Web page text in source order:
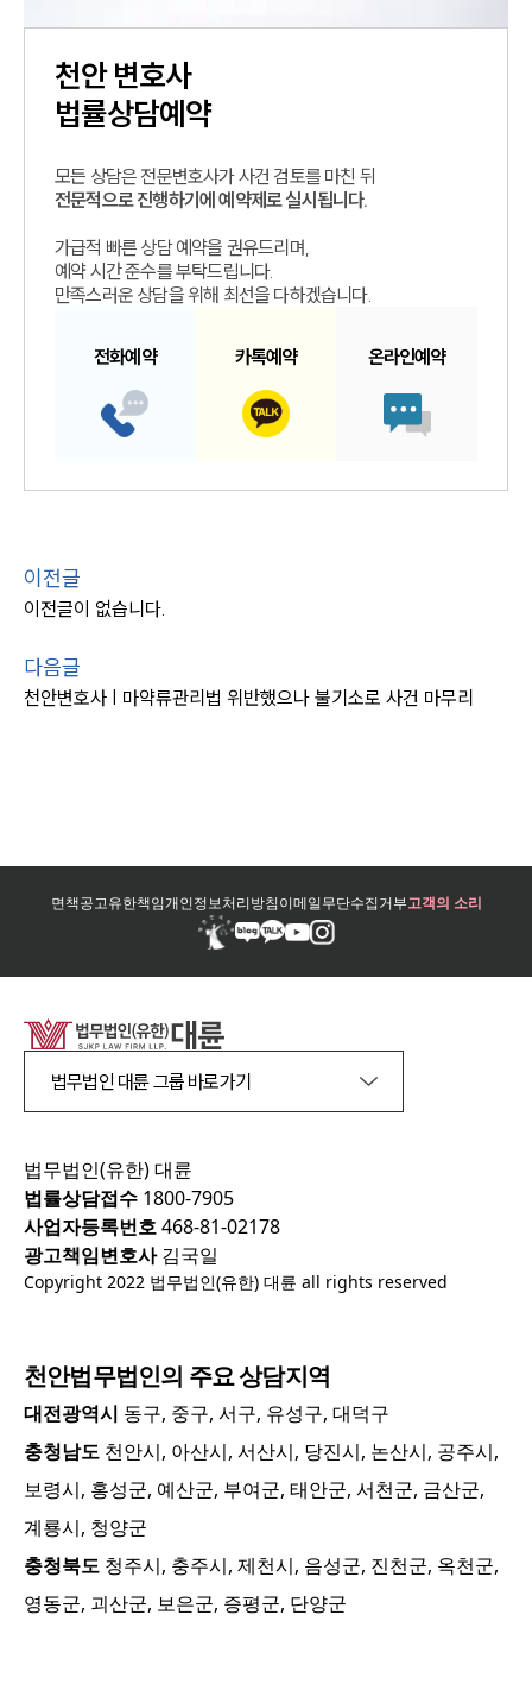
천안변호사
법률상담예약
모든 상담은 전문변호사가 사건 검토를 마친 뒤
전문적으로 진행하기에 예약제로 실시됩니다.
가급적 빠른 상담 예약을 권유드리며,
예약 시간 준수를 부탁드립니다.
만족스러운 상담을 위해 최선을 다하겠습니다.
전화예약 카톡예약 온라인예약
이전글
이전글이 없습니다.
다음글
천안변호사 | 마약류관리법 위반했으나 불기소로 사건 마무리
면책공고유한책임개인정보처리방침이메일무단수집거부고객의 소리
법무법인 대륜 그룹 바로가기
법무법인(유한) 대륜
법률상담접수 1800-7905
사업자등록번호468-81-02178
광고책임변호사김국일
Copyright 2022 법무법인(유한) 대륜 all rights reserved
천안법무법인의 주요 상담지역
대전광역시 동구, 중구, 서구, 유성구, 대덕구
충청남도 천안시, 아산시, 서산시, 당진시, 논산시, 공주시,
보령시, 홍성군, 예산군, 부여군, 태안군, 서천군, 금산군,
계룡시, 청양군
충청북도 청주시, 충주시, 제천시, 음성군, 진천군, 옥천군,
영동군, 괴산군, 보은군, 증평군, 단양군